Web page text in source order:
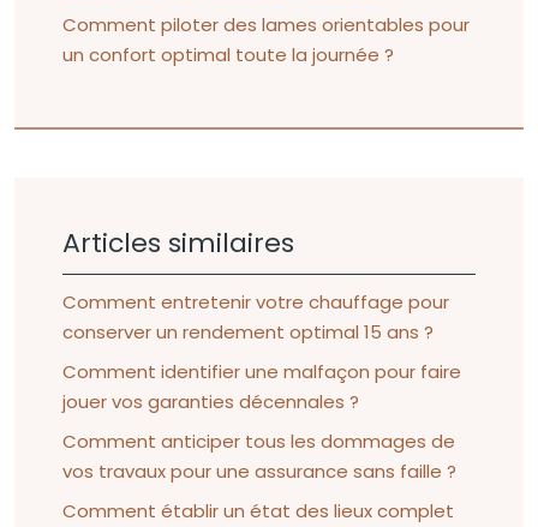
Comment piloter des lames orientables pour
un confort optimal toute la journée ?
Articles similaires
Comment entretenir votre chauffage pour
conserver un rendement optimal 15 ans ?
Comment identifier une malfaçon pour faire
jouer vos garanties décennales ?
Comment anticiper tous les dommages de
vos travaux pour une assurance sans faille ?
Comment établir un état des lieux complet